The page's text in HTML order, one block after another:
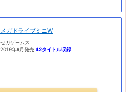
メガドライブミニW
セガゲームス
2019年9月発売 42タイトル収録